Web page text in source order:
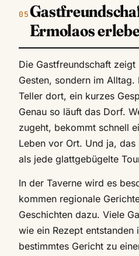
Ermolaos
Die Gastfreundschaft
Gesten, sondern im Alltag.
Teller dort, ein kurzes
Genau so läuft das Dorf.
zugeht, bekommt schnell
Leben vor Ort. Und ja,
als jede glattgebügelte
In der Taverne wird es
kommen regionale
Geschichten dazu. Viele
wie ein Rezept entstanden
bestimmtes Gericht zu